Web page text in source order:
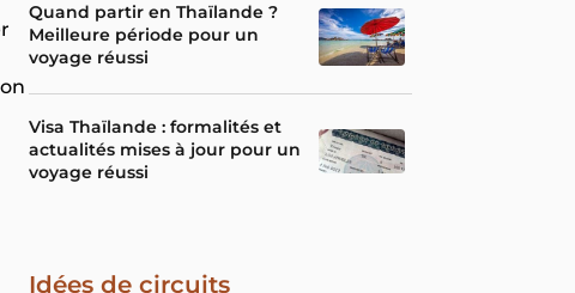
Quand partir en Thaïlande ?
Meilleure période pour un
voyage réussi
Visa Thaïlande : formalités et
actualités mises à jour pour un
voyage réussi
Idées de circuits